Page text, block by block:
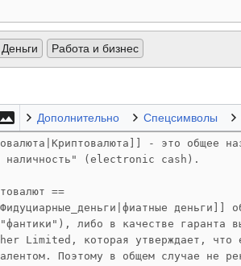
Деньги Работа и бизнес
Дополнительно Спецсимволы